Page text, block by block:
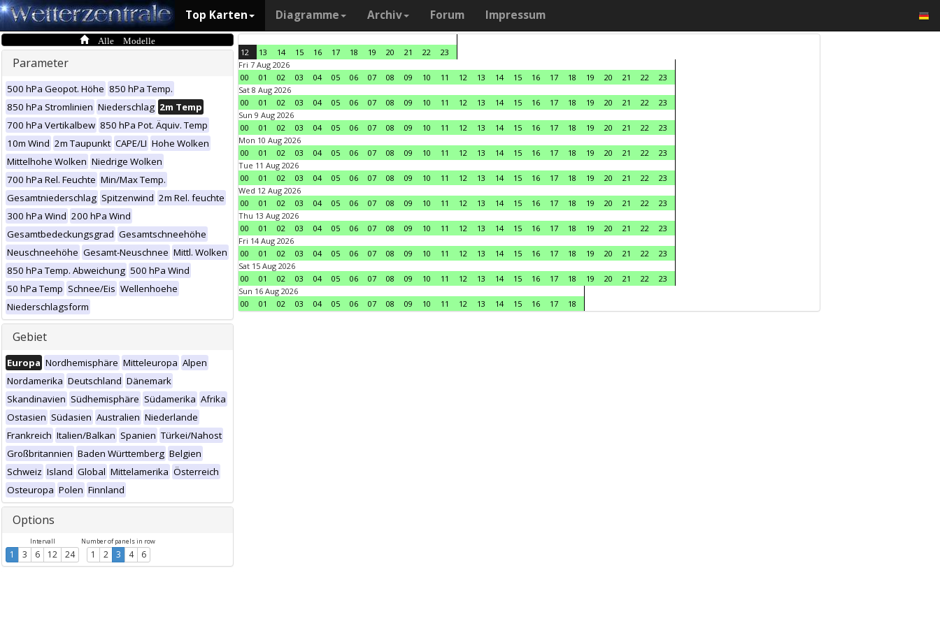
Top Karten Diagramme Archiv Forum Impressum
Alle Modelle
Parameter
500 hPa Geopot. Höhe 850 hPa Temp.
850 hPa Stromlinien Niederschlag 2m Temp
700 hPa Vertikalbew 850 hPa Pot. Äquiv. Temp
10m Wind 2m Taupunkt CAPE/LI Hohe Wolken
Mittelhohe Wolken Niedrige Wolken
700 hPa Rel. Feuchte Min/Max Temp.
Gesamtniederschlag Spitzenwind 2m Rel. feuchte
300 hPa Wind 200 hPa Wind
Gesamtbedeckungsgrad Gesamtschneehöhe
Neuschneehöhe Gesamt-Neuschnee Mittl. Wolken
850 hPa Temp. Abweichung 500 hPa Wind
50 hPa Temp Schnee/Eis Wellenhoehe
Niederschlagsform
Gebiet
Europa Nordhemisphäre Mitteleuropa Alpen
Nordamerika Deutschland Dänemark
Skandinavien Südhemisphäre Südamerika Afrika
Ostasien Südasien Australien Niederlande
Frankreich Italien/Balkan Spanien Türkei/Nahost
Großbritannien Baden Württemberg Belgien
Schweiz Island Global Mittelamerika Österreich
Osteuropa Polen Finnland
Options
Intervall
1 3 6 12 24
Number of panels in row
1 2 3 4 6
12 13 14 15 16 17 18 19 20 21 22
23
Fri 7 Aug 2026
00
01 02 03 04 05 06 07 08 09 10 11 12 13 14 15 16 17 18 19 20 21 22
23
Sat 8 Aug 2026
00
01 02 03 04 05 06 07 08 09 10 11 12 13 14 15 16 17 18 19 20 21 22
23
Sun 9 Aug 2026
00
01 02 03 04 05 06 07 08 09 10 11 12 13 14 15 16 17 18 19 20 21 22
23
Mon 10 Aug 2026
00
01 02 03 04 05 06 07 08 09 10 11 12 13 14 15 16 17 18 19 20 21 22
23
Tue 11 Aug 2026
00
01 02 03 04 05 06 07 08 09 10 11 12 13 14 15 16 17 18 19 20 21 22
23
Wed 12 Aug 2026
00
01 02 03 04 05 06 07 08 09 10 11 12 13 14 15 16 17 18 19 20 21 22
23
Thu 13 Aug 2026
00
01 02 03 04 05 06 07 08 09 10 11 12 13 14 15 16 17 18 19 20 21 22
23
Fri 14 Aug 2026
00
01 02 03 04 05 06 07 08 09 10 11 12 13 14 15 16 17 18 19 20 21 22
23
Sat 15 Aug 2026
00
01 02 03 04 05 06 07 08 09 10 11 12 13 14 15 16 17 18 19 20 21 22
23
Sun 16 Aug 2026
00
01 02 03 04 05 06 07 08 09 10 11 12 13 14 15 16 17 18